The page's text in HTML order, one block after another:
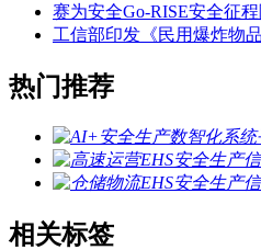
赛为安全Go-RISE安全征
工信部印发《民用爆炸物
热门推荐
相关标签